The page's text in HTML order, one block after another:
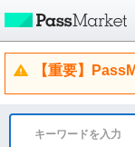
【重要】